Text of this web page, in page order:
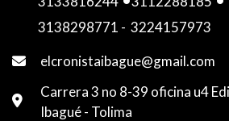
3138298771 - 3224157973
elcronistaibague@gmail.com
Carrera 3 no 8-39 oficina u4
Ibagué - Tolima